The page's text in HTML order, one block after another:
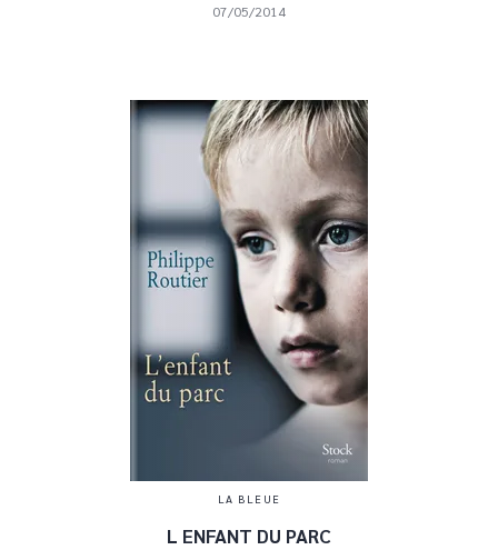
07/05/2014
LA BLEUE
L ENFANT DU PARC